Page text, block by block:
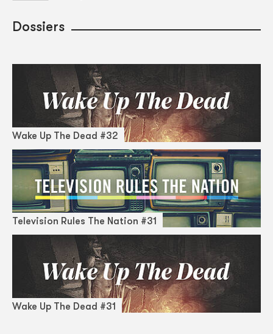
Dossiers
Wake Up The Dead #32
Television Rules The Nation #31
Wake Up The Dead #31